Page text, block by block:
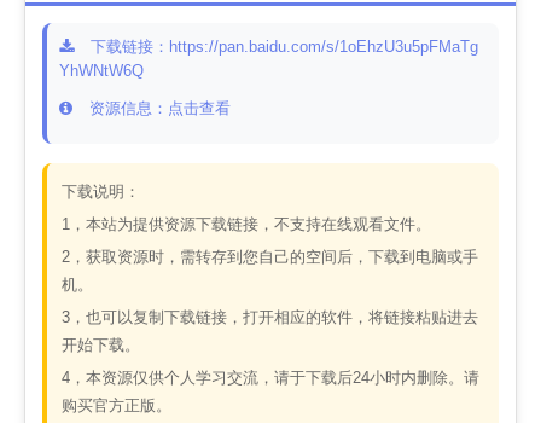
下载链接：https://pan.baidu.com/s/1oEhzU3u5pFMaTg
YhWNtW6Q
资源信息：点击查看
下载说明：
1，本站为提供资源下载链接，不支持在线观看文件。
2，获取资源时，需转存到您自己的空间后，下载到电脑或手
机。
3，也可以复制下载链接，打开相应的软件，将链接粘贴进去
开始下载。
4，本资源仅供个人学习交流，请于下载后24小时内删除。请
购买官方正版。